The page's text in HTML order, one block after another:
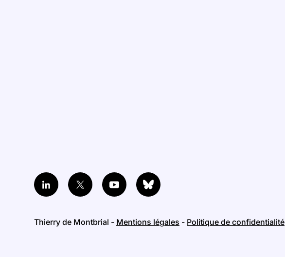
Thierry de Montbrial - Mentions légales - Politique de confidentialité